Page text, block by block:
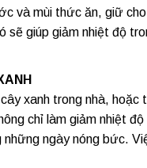
và mùi thức ăn, giữ
sẽ giúp giảm nhiệt độ
xanh trong nhà, hoặc
chỉ làm giảm nhiệt
ngày nóng bức.